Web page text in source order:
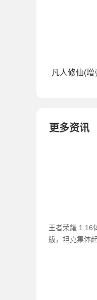
凡人修仙(
更多资讯
王者荣耀 1.16
版，坦克集体